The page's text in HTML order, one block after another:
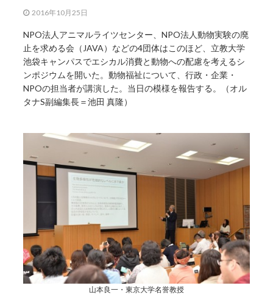
2016年10月25日
NPO法人アニマルライツセンター、NPO法人動物実験の廃
止を求める会（JAVA）などの4団体はこのほど、立教大学
池袋キャンパスでエシカル消費と動物への配慮を考えるシ
ンポジウムを開いた。動物福祉について、行政・企業・
NPOの担当者が講演した。当日の模様を報告する。（オル
タナS副編集長＝池田 真隆）
山本良一・東京大学名誉教授